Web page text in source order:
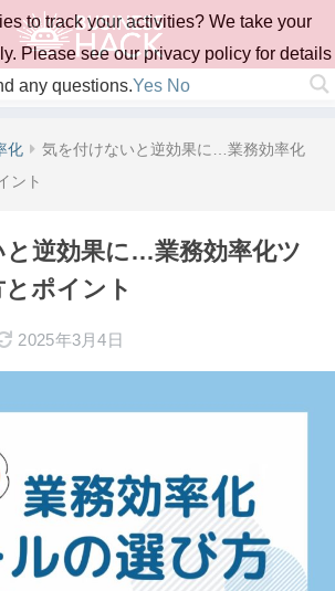
化
気を付けないと逆効果に…業務効率化
ント
逆効果に…業務効率化ツ
ポイント
2025年3月4日
to track your activities? We take your
Please see our privacy policy for details
any questions.Yes No